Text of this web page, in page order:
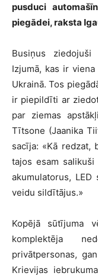
pusduci
piegādei, raksta
Busiņus
Izjumā, kas ir
Ukrainā. Tos
ir piepildīti ar
par ziemas
Tītsone (Jaanika
sacīja: «Kā redzat,
tajos esam salikuši
akumulatorus,
veidu sildītājus.»
Kopējā
komplektēja
privātpersonas,
Krievijas